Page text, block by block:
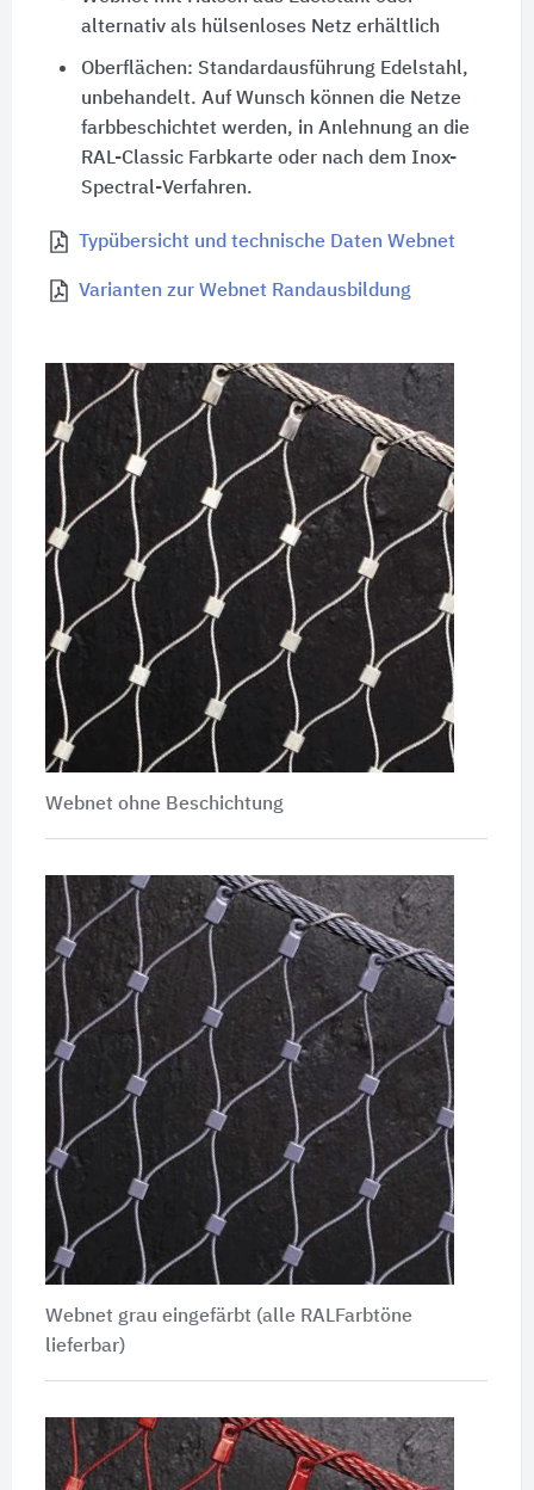
alternativ als hülsenloses Netz erhältlich
Oberflächen: Standardausführung Edelstahl,
unbehandelt. Auf Wunsch können die Netze
farbbeschichtet werden, in Anlehnung an die
RAL-Classic Farbkarte oder nach dem Inox-
Spectral-Verfahren.
Typübersicht und technische Daten Webnet
Varianten zur Webnet Randausbildung
Webnet ohne Beschichtung
Webnet grau eingefärbt (alle RALFarbtöne
lieferbar)